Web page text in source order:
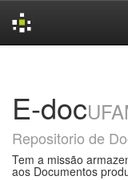
E-doc
Repositorio de
Tem a missão
aos Documentos